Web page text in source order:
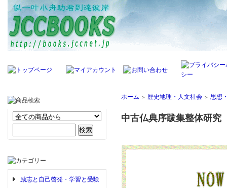
励志と自己啓発・学習と受験
ホーム ＞ 歴史地理・人文社会 ＞ 思想
中古仏典序跋集整体研究